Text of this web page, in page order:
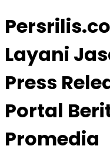
Layani
Press
Portal
Promedia